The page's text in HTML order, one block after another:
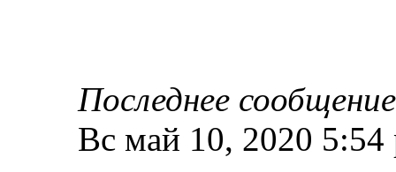
Последнее
Вс май 10, 2020 5:54